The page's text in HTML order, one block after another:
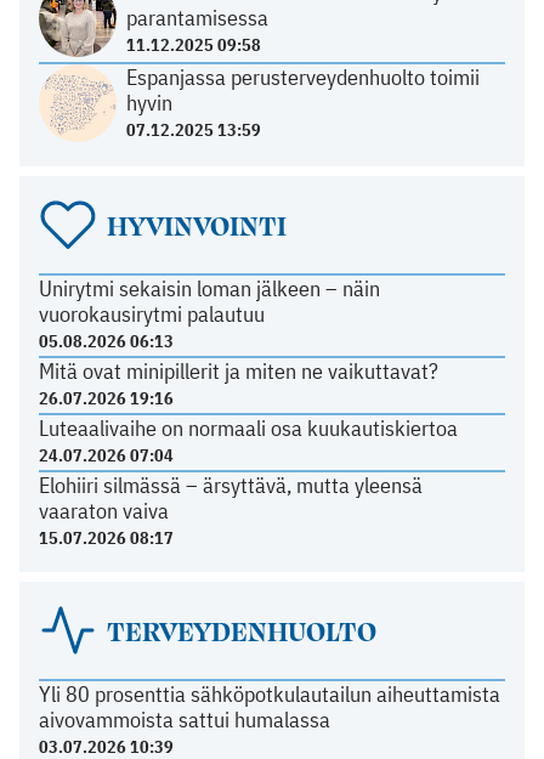
parantamisessa
11.12.2025 09:58
Espanjassa perusterveydenhuolto toimii
hyvin
07.12.2025 13:59
HYVINVOINTI
Unirytmi sekaisin loman jälkeen – näin
vuorokausirytmi palautuu
05.08.2026 06:13
Mitä ovat minipillerit ja miten ne vaikuttavat?
26.07.2026 19:16
Luteaalivaihe on normaali osa kuukautiskiertoa
24.07.2026 07:04
Elohiiri silmässä – ärsyttävä, mutta yleensä
vaaraton vaiva
15.07.2026 08:17
TERVEYDENHUOLTO
Yli 80 prosenttia sähköpotkulautailun aiheuttamista
aivovammoista sattui humalassa
03.07.2026 10:39